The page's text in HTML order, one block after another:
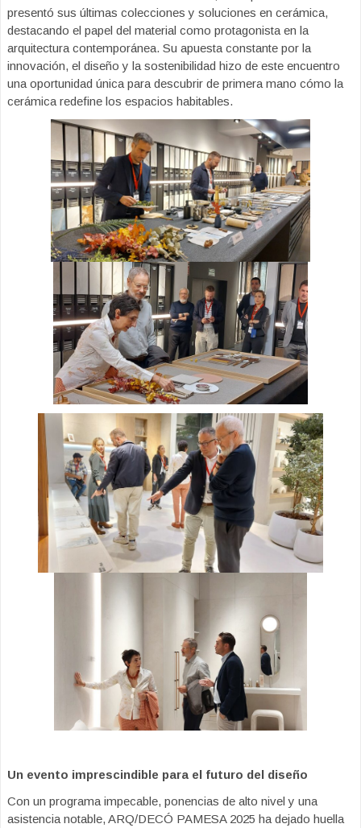
presentó sus últimas colecciones y soluciones en cerámica,
destacando el papel del material como protagonista en la
arquitectura contemporánea. Su apuesta constante por la
innovación, el diseño y la sostenibilidad hizo de este encuentro
una oportunidad única para descubrir de primera mano cómo la
cerámica redefine los espacios habitables.
Un evento imprescindible para el futuro del diseño
Con un programa impecable, ponencias de alto nivel y una
asistencia notable, ARQ/DECÓ PAMESA 2025 ha dejado huella